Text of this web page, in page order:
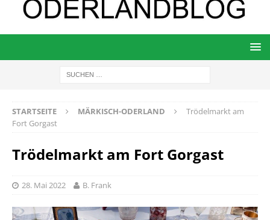
STARTSEITE MÄRKISCH-ODERLAND
Trödelmarkt am
Fort Gorgast
Trödelmarkt am Fort Gorgast
28. Mai 2022 B. Frank